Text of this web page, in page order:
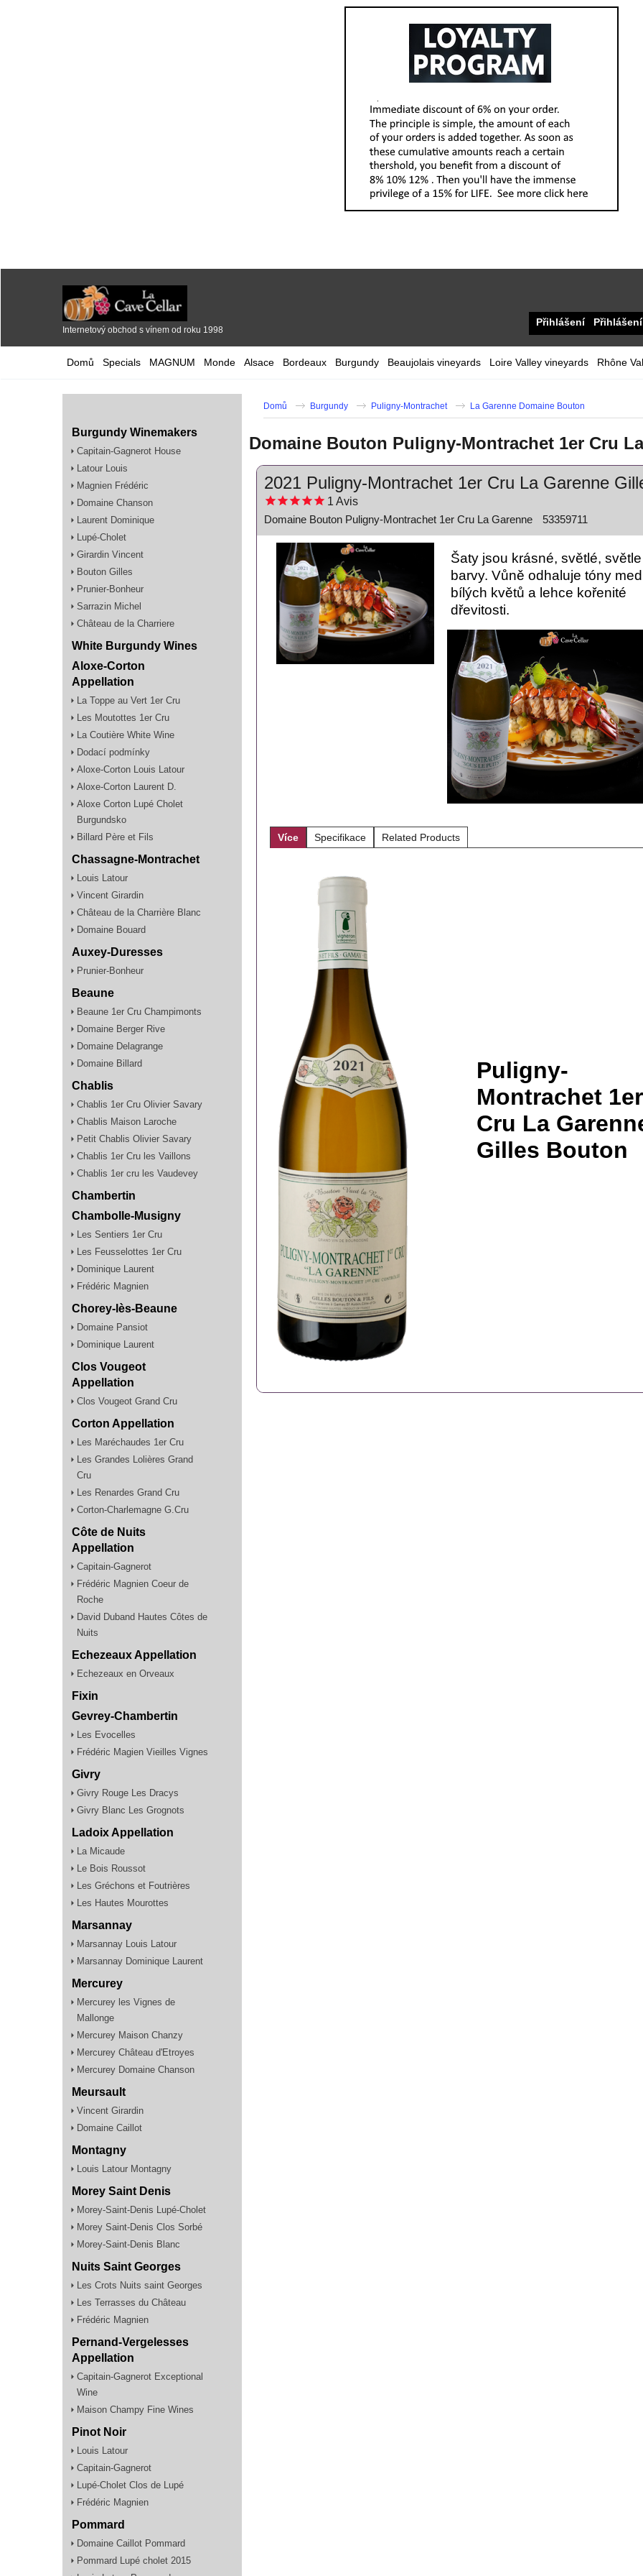
Internetový obchod s vínem od roku 1998
Přihlášení Přihlášení
Domů Specials MAGNUM Monde Alsace Bordeaux Burgundy Beaujolais vineyards Loire Valley vineyards Rhône
Burgundy Winemakers
Capitain-Gagnerot House
Latour Louis
Magnien Frédéric
Domaine Chanson
Laurent Dominique
Lupé-Cholet
Girardin Vincent
Bouton Gilles
Prunier-Bonheur
Sarrazin Michel
Château de la Charriere
White Burgundy Wines
Aloxe-Corton
Appellation
La Toppe au Vert 1er Cru
Les Moutottes 1er Cru
La Coutière White Wine
Dodací podmínky
Aloxe-Corton Louis Latour
Aloxe-Corton Laurent D.
Aloxe Corton Lupé Cholet
Burgundsko
Billard Père et Fils
Chassagne-Montrachet
Louis Latour
Vincent Girardin
Château de la Charrière Blanc
Domaine Bouard
Auxey-Duresses
Prunier-Bonheur
Beaune
Beaune 1er Cru Champimonts
Domaine Berger Rive
Domaine Delagrange
Domaine Billard
Chablis
Chablis 1er Cru Olivier Savary
Chablis Maison Laroche
Petit Chablis Olivier Savary
Chablis 1er Cru les Vaillons
Chablis 1er cru les Vaudevey
Chambertin
Chambolle-Musigny
Les Sentiers 1er Cru
Les Feusselottes 1er Cru
Dominique Laurent
Frédéric Magnien
Chorey-lès-Beaune
Domaine Pansiot
Dominique Laurent
Clos Vougeot
Appellation
Clos Vougeot Grand Cru
Corton Appellation
Les Maréchaudes 1er Cru
Les Grandes Lolières Grand
Cru
Les Renardes Grand Cru
Corton-Charlemagne G.Cru
Côte de Nuits
Appellation
Capitain-Gagnerot
Frédéric Magnien Coeur de
Roche
David Duband Hautes Côtes de
Nuits
Echezeaux Appellation
Echezeaux en Orveaux
Fixin
Gevrey-Chambertin
Les Evocelles
Frédéric Magien Vieilles Vignes
Givry
Givry Rouge Les Dracys
Givry Blanc Les Grognots
Ladoix Appellation
La Micaude
Le Bois Roussot
Les Gréchons et Foutrières
Les Hautes Mourottes
Marsannay
Marsannay Louis Latour
Marsannay Dominique Laurent
Mercurey
Mercurey les Vignes de
Mallonge
Mercurey Maison Chanzy
Mercurey Château d'Etroyes
Mercurey Domaine Chanson
Meursault
Vincent Girardin
Domaine Caillot
Montagny
Louis Latour Montagny
Morey Saint Denis
Morey-Saint-Denis Lupé-Cholet
Morey Saint-Denis Clos Sorbé
Morey-Saint-Denis Blanc
Nuits Saint Georges
Les Crots Nuits saint Georges
Les Terrasses du Château
Frédéric Magnien
Pernand-Vergelesses
Appellation
Capitain-Gagnerot Exceptional
Wine
Maison Champy Fine Wines
Pinot Noir
Louis Latour
Capitain-Gagnerot
Lupé-Cholet Clos de Lupé
Frédéric Magnien
Pommard
Domaine Caillot Pommard
Pommard Lupé cholet 2015
Domů Burgundy Puligny-Montrachet La Garenne Domaine Bouton
Domaine Bouton Puligny-Montrachet 1er Cru
2021 Puligny-Montrachet 1er Cru La Garenne
1 Avis
Domaine Bouton Puligny-Montrachet 1er Cru La Garenne 53359711
Šaty jsou krásné, světlé,
barvy. Vůně odhaluje tóny
bílých květů a lehce kořenité
dřevitosti.
Více Specifikace Related Products
Puligny-
Montrachet 1er
Cru La
Gilles Bouton